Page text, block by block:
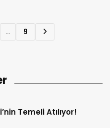
… 9
Temeli Atılıyor!